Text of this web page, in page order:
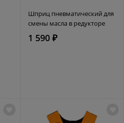
Шприц пневматический для
смены масла в редукторе
1 590 ₽